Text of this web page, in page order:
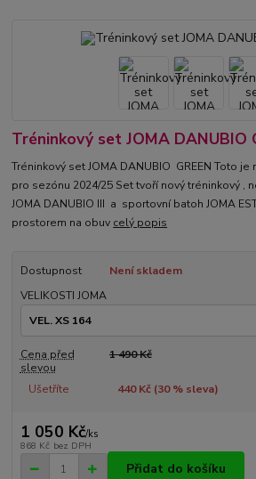
Tréninkový set JOMA DANUBIO
Tréninkový set JOMA DANUBIO GREEN Toto
pro sezónu 2024/25 Set tvoří nový tréninkový ,
JOMA DANUBIO III a sportovní batoh JOMA
prostorem na obuv celý popis
Dostupnost
Není skladem
VELIKOSTI JOMA
Cena před
slevou
1 490 Kč
Ušetříte 440 Kč (30% sleva)
1 050 Kč/ks
868 Kč bez DPH
Přidat do košíku